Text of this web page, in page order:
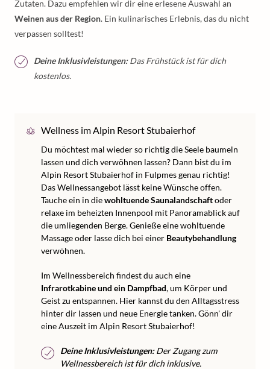
Zutaten. Dazu empfehlen wir dir eine erlesene Auswahl an
Weinen aus der Region. Ein kulinarisches Erlebnis, das du nicht
verpassen solltest!
Deine Inklusivleistungen:Das Frühstück ist für dich
kostenlos.
Wellness im Alpin Resort Stubaierhof
Du möchtest mal wieder so richtig die Seele baumeln
lassen und dich verwöhnen lassen? Dann bist du im
Alpin Resort Stubaierhof in Fulpmes genau richtig!
Das Wellnessangebot lässt keine Wünsche offen.
Tauche ein in diewohltuende Saunalandschaftoder
relaxe im beheizten Innenpool mit Panoramablick auf
die umliegenden Berge. Genieße eine wohltuende
Massage oder lasse dich bei einer Beautybehandlung
verwöhnen.
Im Wellnessbereich findest du auch eine
Infrarotkabine und ein Dampfbad, um Körper und
Geist zu entspannen. Hier kannst du den Alltagsstress
hinter dir lassen und neue Energie tanken. Gönn' dir
eine Auszeit im Alpin Resort Stubaierhof!
Deine Inklusivleistungen:Der Zugang zum
Wellnessbereich ist für dich inklusive.